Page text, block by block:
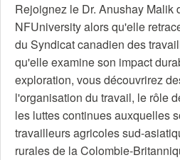
Rejoignez le Dr. Anushay Malik
NFUniversity alors qu'elle
du Syndicat canadien des
qu'elle examine son impact
exploration, vous découvrirez
l'organisation du travail, le rôle
les luttes continues auxquelles
travailleurs agricoles sud-
rurales de la Colombie-